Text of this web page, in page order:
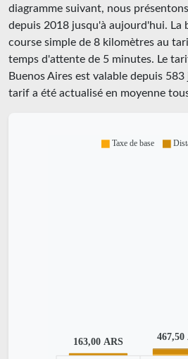
diagramme suivant, nous
depuis 2018 jusqu'à aujourd'hui. La
course simple de 8 kilomètres au
temps d'attente de 5 minutes. Le
Buenos Aires est valable depuis 583
tarif a été actualisé en moyenne
163,00 ARS 467,50
Taxe de base